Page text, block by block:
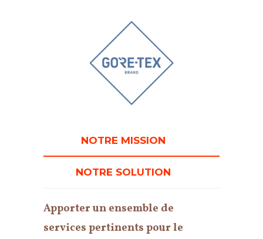
NOTRE MISSION
NOTRE SOLUTION
Apporter un ensemble de
services pertinents pour le